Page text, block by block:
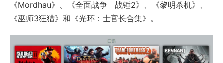
《Mordhau》、《全面战争：战锤2》、《黎明杀机》、
《巫师3狂猎》和《光环：士官长合集》。